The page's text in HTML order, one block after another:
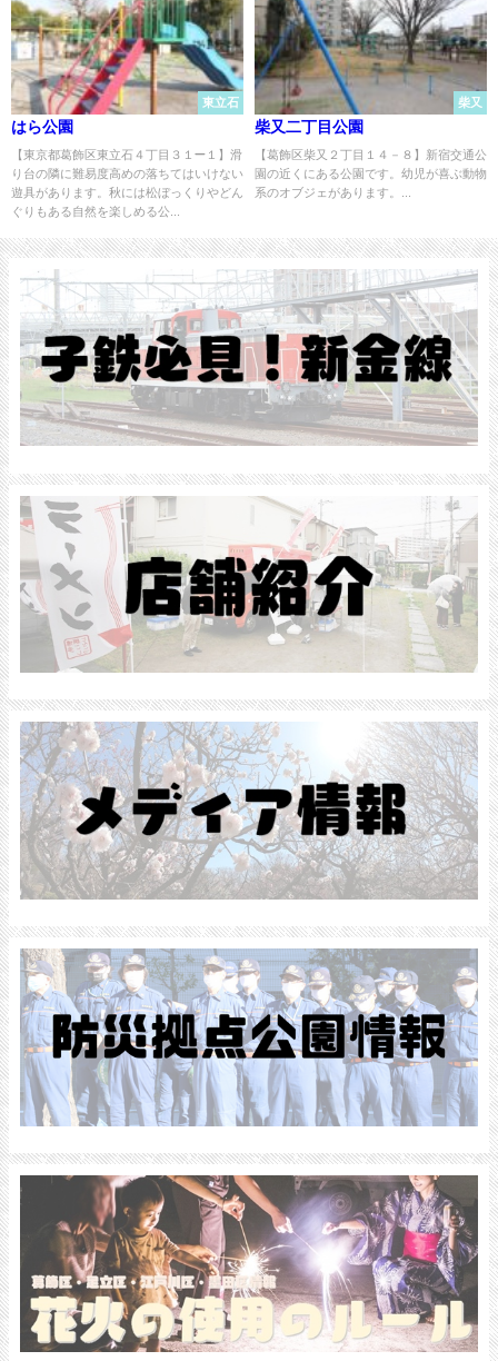
東立石
はら公園
【東京都葛飾区東立石４丁目３１−１】滑
り台の隣に難易度高めの落ちてはいけない
遊具があります。秋には松ぼっくりやどん
ぐりもある自然を楽しめる公...
柴又
柴又二丁目公園
【葛飾区柴又２丁目１４－８】新宿交通公
園の近くにある公園です。幼児が喜ぶ動物
系のオブジェがあります。...